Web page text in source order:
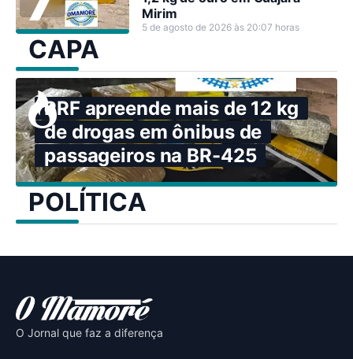
Mirim
5 de agosto de 2026 às 20:07 horas
CAPA
PRF apreende mais de 12 kg
de drogas em ônibus de
passageiros na BR-425
POLÍTICA
O Jornal que faz a diferença